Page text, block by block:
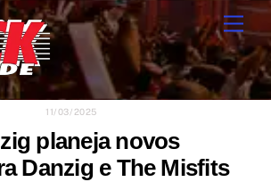
11/03/2025
planeja novos
Danzig e The Misfits